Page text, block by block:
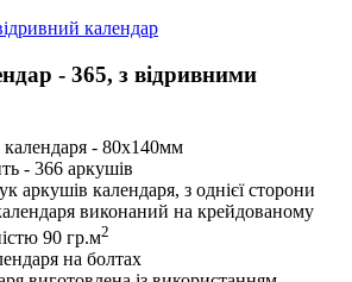
- 365, з відривними
календаря - 80х140мм
- 366 аркушів
аркушів календаря, з однієї сторони
виконаний на крейдованому
90 гр.м2
на болтах